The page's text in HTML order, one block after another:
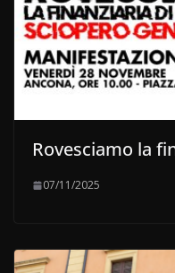
Rovesciamo la
07/11/2025